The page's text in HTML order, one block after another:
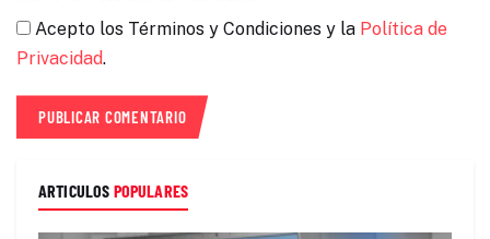
Acepto los Términos y Condiciones y la Política de
Privacidad.
ARTICULOS POPULARES